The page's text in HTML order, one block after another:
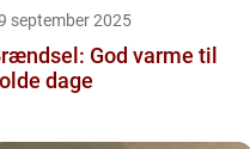
september 2025
God varme til
dage